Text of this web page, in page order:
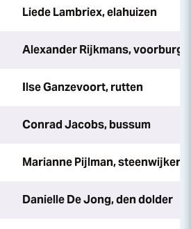
Liede Lambriex, elahuizen
Alexander Rijkmans, voorburg
Ilse Ganzevoort, rutten
Conrad Jacobs, bussum
Marianne Pijlman,
Danielle De Jong, den dolder